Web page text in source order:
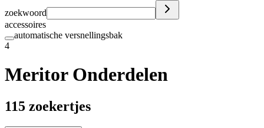
zoekwoord
accessoires
automatische versnellingsbak
4
Meritor Onderdelen
115 zoekertjes